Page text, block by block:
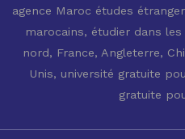
agence Maroc études étranger
marocains, étudier dans
nord, France, Angleterre,
Unis, université gratuite
gratuite